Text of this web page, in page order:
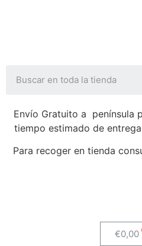
Envío Gratuito a península
tiempo estimado de
Para recoger en tienda
€0,00